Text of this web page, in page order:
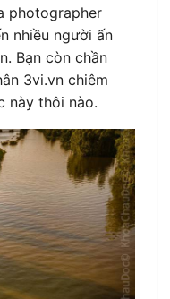
photographer
nhiều người ấn
Bạn còn chần
3vi.vn chiêm
này thôi nào.